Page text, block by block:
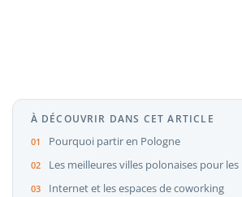
À DÉCOUVRIR DANS CET ARTICLE
Pourquoi partir en Pologne
Les meilleures villes polonaises pour
Internet et les espaces de coworking